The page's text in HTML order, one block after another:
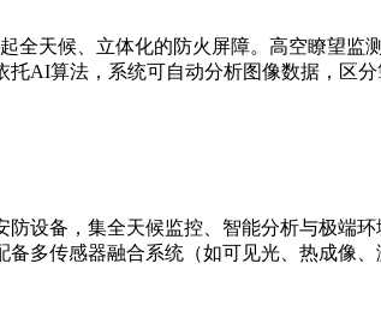
全天候、立体化的防火屏障。高空瞭望
AI算法，系统可自动分析图像数据，区
设备，集全天候监控、智能分析与极端
多传感器融合系统（如可见光、热成像